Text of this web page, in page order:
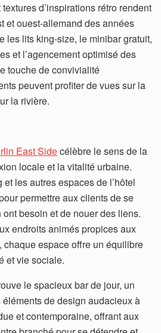
d’inspirations rétro rendent
et ouest-allemand des années
les lits king-size, le minibar gratuit,
et l’agencement optimisé des
touche de convivialité
peuvent profiter de vues sur la
la rivière.
East Sidecélèbre le sens de la
locale et la vitalité urbaine.
et les autres espaces de l’hôtel
permettre aux clients de se
ont besoin et de nouer des liens.
endroits animés propices aux
chaque espace offre un équilibre
et vie sociale.
le spacieux bar de jour, un
de design audacieux à
et contemporaine, offrant aux